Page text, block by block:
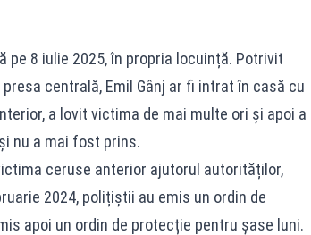
pe 8 iulie 2025, în propria locuință. Potrivit
centrală, Emil Gânj ar fi intrat în casă cu
a lovit victima de mai multe ori și apoi a
nu a mai fost prins.
ceruse anterior ajutorul autorităților,
2024, polițiștii au emis un ordin de
apoi un ordin de protecție pentru șase luni.